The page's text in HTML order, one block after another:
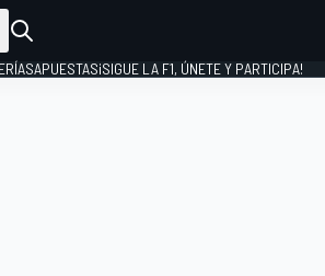
APUESTAS¡SIGUE LA F1, ÚNETE Y PARTICIPA!